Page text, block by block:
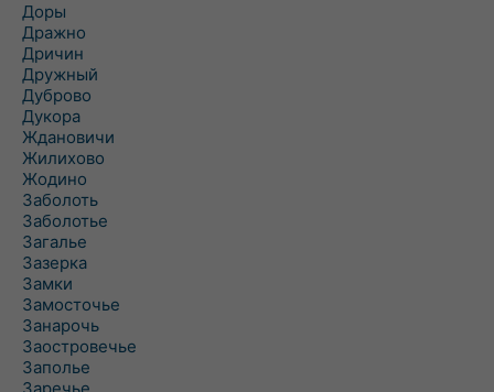
Доры
Дражно
Дричин
Дружный
Дуброво
Дукора
Ждановичи
Жилихово
Жодино
Заболоть
Заболотье
Загалье
Зазерка
Замки
Замосточье
Занарочь
Заостровечье
Заполье